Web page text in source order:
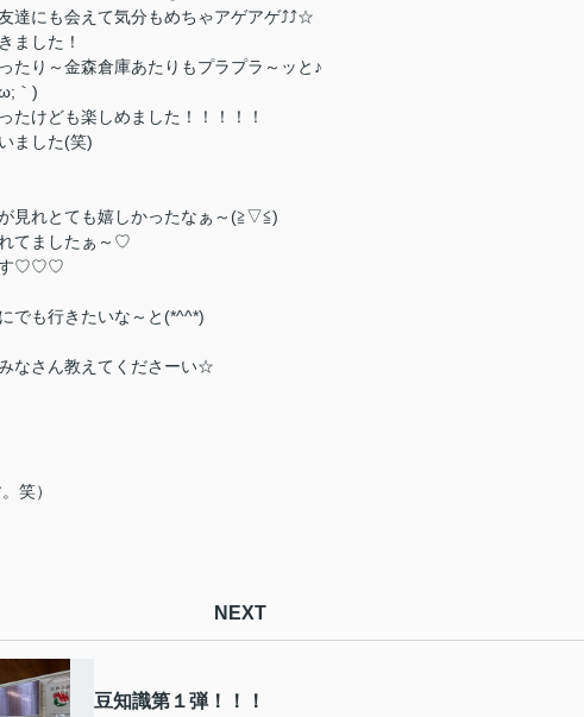
達にも会えて気分もめちゃアゲアゲ⤴⤴☆
ました！
たり～金森倉庫あたりもプラプラ～ッと♪
｀)
たけども楽しめました！！！！！
ました(笑)
見れとても嬉しかったなぁ～(≧▽≦)
てましたぁ～♡
す♡♡♡
でも行きたいな～と(*^^*)
なさん教えてくださーい☆
笑）
NEXT
豆知識第１弾！！！